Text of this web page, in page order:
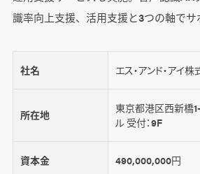
識率向上支援、活用支援と3つの軸でサ
社名 エス・アンド・アイ
所在地
東京都港区西新橋
ル 受付：9F
資本金 490,000,000円